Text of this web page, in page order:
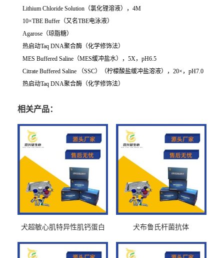
Lithium Chloride Solution（氯化锂溶液），4M
10×TBE Buffer（又名TBE电泳液）
Agarose（琼脂糖）
热启动Taq DNA聚合酶（化学修饰法）
MES Buffered Saline（MES缓冲盐水），5X，pH6.5
Citrate Buffered Saline （SSC）（柠檬酸盐缓冲盐溶液），20×，pH7.0
热启动Taq DNA聚合酶（化学修饰法）
相关产品：
犬超敏心肌特异性肌钙蛋白
犬布鲁氏杆菌抗体